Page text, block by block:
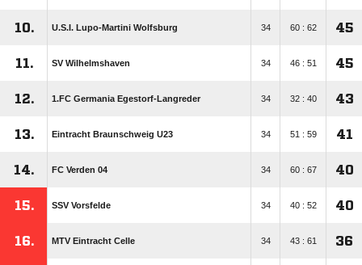
10. U.S.I. Lupo-Martini Wolfsburg 34 60 : 62 45
11. SV Wilhelmshaven 34 46 : 51 45
12. 1.FC Germania Egestorf-Langreder 34 32 : 40 43
13. Eintracht Braunschweig U23 34 51 : 59 41
14. FC Verden 04 34 60 : 67 40
15. SSV Vorsfelde 34 40 : 52 40
16. MTV Eintracht Celle 34 43 : 61 36